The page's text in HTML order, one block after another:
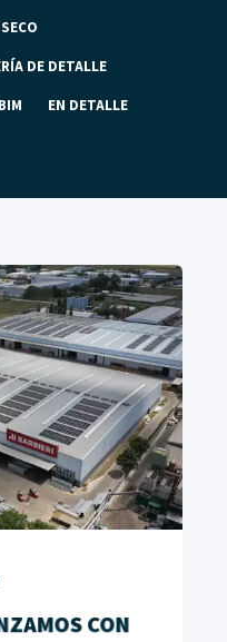
DE DETALLE
BIM EN DETALLE
CON